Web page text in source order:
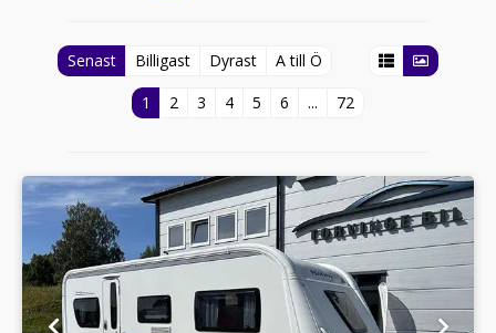
Senast Billigast Dyrast
A till Ö
1
2 3 4 5 6 ... 72